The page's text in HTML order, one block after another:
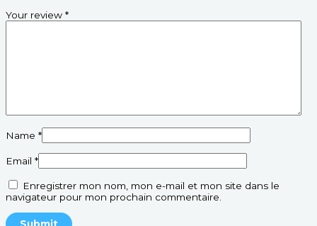
Your review *
Name *
Email *
Enregistrer mon nom, mon e-mail et mon site dans le
navigateur pour mon prochain commentaire.